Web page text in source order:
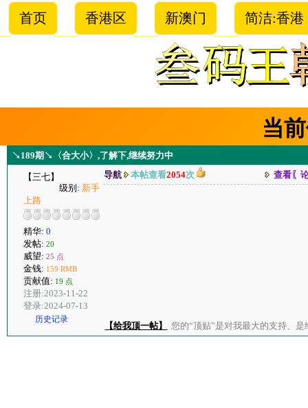
首页 香港区 新澳门 简洁:香港
当
↘189期↘〈合大小〉,了解下,继续努力中
【三七】
级别: 新手
上路
精华: 0
发帖: 20
威望: 25 点
金钱: 159 RMB
贡献值: 19 点
注册:2023-11-22
登录:2024-07-13
历史记录
导航 本帖查看2054次 查看〖
【给我顶一帖】 您的“顶贴”是对我最大的支持、